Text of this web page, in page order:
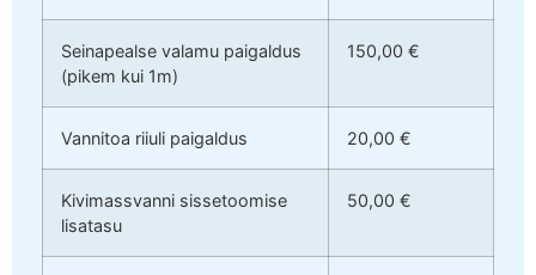
Seinapealse valamu paigaldus
(pikem kui 1m)
150,00 €
Vannitoa riiuli paigaldus 20,00 €
Kivimassvanni sissetoomise
lisatasu
50,00 €